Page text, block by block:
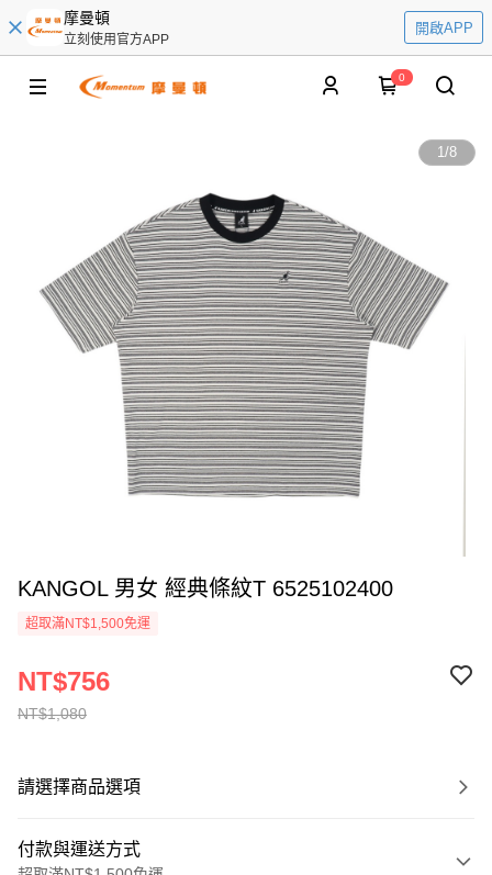
摩曼頓
立刻使用官方APP
開啟APP
0
1/8
KANGOL 男女 經典條紋T 6525102400
超取滿NT$1,500免運
NT$1,080
NT$756
請選擇商品選項
付款與運送方式